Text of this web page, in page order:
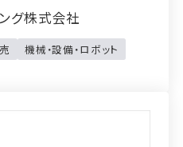
ング株式会社
機械・設備・ロボット